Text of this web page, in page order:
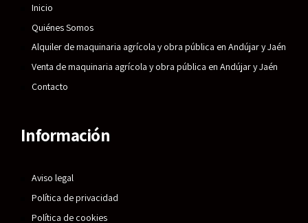
Inicio
Quiénes Somos
Alquiler de maquinaria agrícola y obra pública en Andújar y Jaén
Venta de maquinaria agrícola y obra pública en Andújar y Jaén
Contacto
Información
Aviso legal
Política de privacidad
Política de cookies